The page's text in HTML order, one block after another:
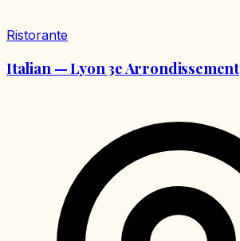
Ristorante
Italian — Lyon 3e Arrondissement